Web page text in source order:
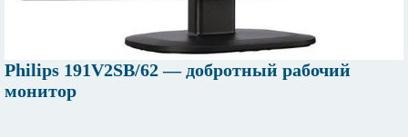
Philips 191V2SB/62 — добротный рабочий
монитор